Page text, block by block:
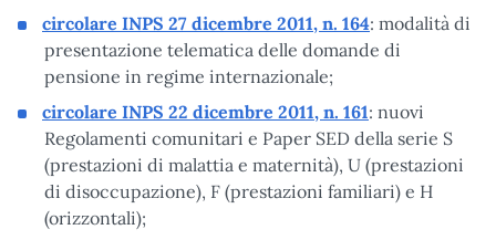
circolare INPS 27 dicembre 2011, n. 164: modalità di
presentazione telematica delle domande di
pensione in regime internazionale;
circolare INPS 22 dicembre 2011, n. 161: nuovi
Regolamenti comunitari e Paper SED della serie S
(prestazioni di malattia e maternità), U (prestazioni
di disoccupazione), F (prestazioni familiari) e H
(orizzontali);